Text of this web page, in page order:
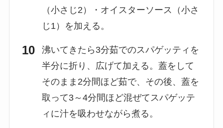
（小さじ2）・オイスターソース（小さ
じ1）を加える。
沸いてきたら3分茹でのスパゲッティを
半分に折り、広げて加える。蓋をして
そのまま2分間ほど茹で、その後、蓋を
取って3～4分間ほど混ぜてスパゲッテ
ィに汁を吸わせながら煮る。